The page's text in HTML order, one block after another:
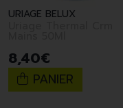
URIAGE BELUX
8,40€
PANIER